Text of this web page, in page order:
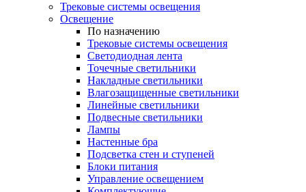
Трековые системы освещения
Освещение
По назначению
Трековые системы освещения
Светодиодная лента
Точечные светильники
Накладные светильники
Влагозащищенные светильники
Линейные светильники
Подвесные светильники
Лампы
Настенные бра
Подсветка стен и ступеней
Блоки питания
Управление освещением